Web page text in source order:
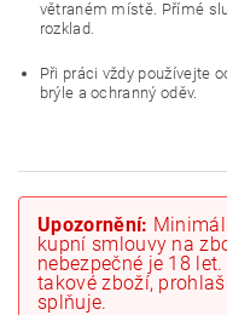
větraném místě. Přímé
rozklad.
Při práci vždy používejte
brýle a ochranný oděv.
Upozornění:
kupní smlouvy na
nebezpečné je 18
takové zboží,
splňuje.